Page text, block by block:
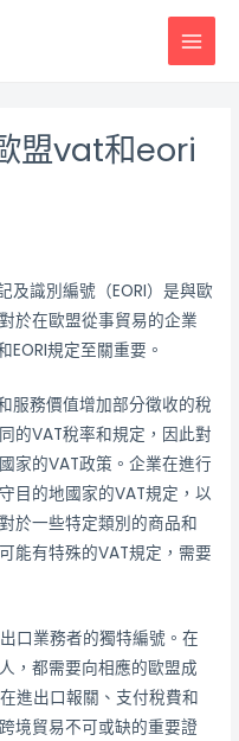
盟vat和eori
及識別編號（EORI）是與歐
於在歐盟從事貿易的企業
規定至關重要。
服務價值增加部分徵收的稅
的VAT稅率和規定，因此對
家的VAT政策。企業在進行
目的地國家的VAT規定，以
於一些特定類別的商品和
能有特殊的VAT規定，需要
口業務者的獨特編號。在
，都需要向相應的歐盟成
進出口報關、支付稅費和
境貿易不可或缺的重要證